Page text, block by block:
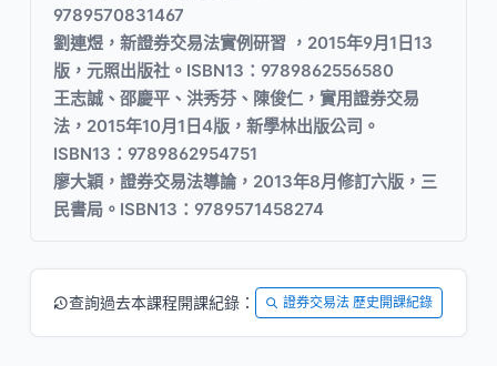
9789570831467
劉連煜，新證券交易法實例研習 ，2015年9月1日13
版，元照出版社。ISBN13：9789862556580
王志誠、邵慶平、洪秀芬、陳俊仁，實用證券交易
法，2015年10月1日4版，新學林出版公司。
ISBN13：9789862954751
廖大穎，證券交易法導論，2013年8月修訂六版，三
民書局。ISBN13：9789571458274
查詢過去本課程開課紀錄： 證券交易法 歷史開課紀錄